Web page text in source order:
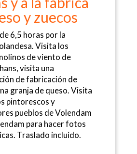
y zuecos
6,5 horas por la
Visita los
de viento de
visita una
de fabricación de
granja de queso. Visita
pintorescos y
pueblos de Volendam
para hacer fotos
Traslado incluido.